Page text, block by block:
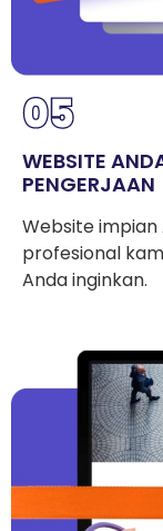
WEBSITE
PENGERJAAN
Website
profesional
Anda inginkan.